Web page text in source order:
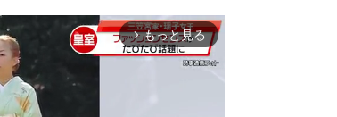
arrow_forward_ios もっと見る